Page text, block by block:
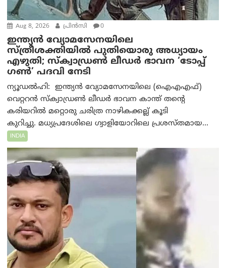
Aug 8, 2026 പ്രിന്‍സി 0
ഇന്ത്യൻ വ്യോമസേനയിലെ
സ്ത്രീശക്തിയിൽ പുതിയൊരു അധ്യായം
എഴുതി; സ്ക്വാഡ്രൺ ലീഡർ ഭാവന ‘ടോപ്പ്
ഗൺ’ പദവി നേടി
ന്യൂഡൽഹി: ഇന്ത്യൻ വ്യോമസേനയിലെ (ഐഎഎഫ്)
വെറ്ററൻ സ്ക്വാഡ്രൺ ലീഡർ ഭാവന കാന്ത് തന്റെ
കരിയറിൽ മറ്റൊരു ചരിത്ര നാഴികക്കല്ല് കൂടി
കുറിച്ചു. മധ്യപ്രദേശിലെ ഗ്വാളിയോറിലെ പ്രശസ്തമായ...
INDIA